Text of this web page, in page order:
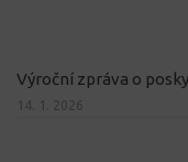
Výroční zpráva o
14. 1. 2026